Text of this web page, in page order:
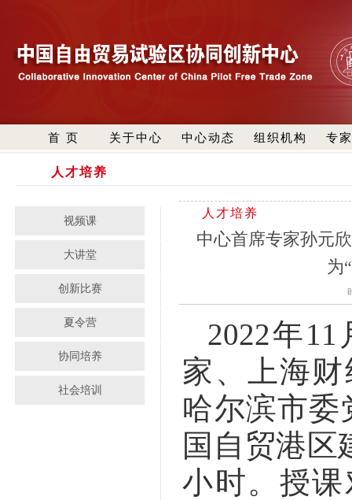
首 页 关于中心 中心动态 组织机构 专
人才培养
视频课
大讲堂
创新比赛
夏令营
协同培养
社会培训
人才培养
中心首席专家孙元
为
2022年11
家、上海
哈尔滨市委
国自贸港区
小时。授